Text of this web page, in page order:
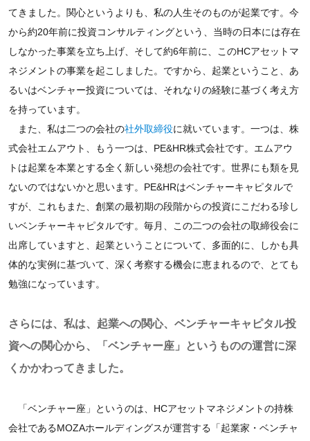
てきました。関心というよりも、私の人生そのものが起業です。今
から約20年前に投資コンサルティングという、当時の日本には存在
しなかった事業を立ち上げ、そして約6年前に、このHCアセットマ
ネジメントの事業を起こしました。ですから、起業ということ、あ
るいはベンチャー投資については、それなりの経験に基づく考え方
を持っています。
また、私は二つの会社の社外取締役に就いています。一つは、株
式会社エムアウト、もう一つは、PE&HR株式会社です。エムアウ
トは起業を本業とする全く新しい発想の会社です。世界にも類を見
ないのではないかと思います。PE&HRはベンチャーキャピタルで
すが、これもまた、創業の最初期の段階からの投資にこだわる珍し
いベンチャーキャピタルです。毎月、この二つの会社の取締役会に
出席していますと、起業ということについて、多面的に、しかも具
体的な実例に基づいて、深く考察する機会に恵まれるので、とても
勉強になっています。
さらには、私は、起業への関心、ベンチャーキャピタル投
資への関心から、「ベンチャー座」というものの運営に深
くかかわってきました。
「ベンチャー座」というのは、HCアセットマネジメントの持株
会社であるMOZAホールディングスが運営する「起業家・ベンチャ